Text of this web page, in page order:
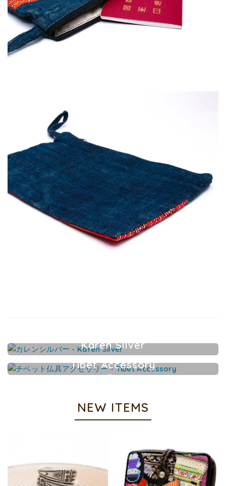
Karen Silver
カレンシルバーアクセサリー
Tibet Accessory
チベット仏具アクセサリー
NEW ITEMS